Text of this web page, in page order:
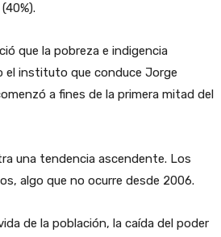
que la pobreza e indigencia
el instituto que conduce Jorge
a fines de la primera mitad del
una tendencia ascendente. Los
algo que no ocurre desde 2006.
de la población, la caída del poder